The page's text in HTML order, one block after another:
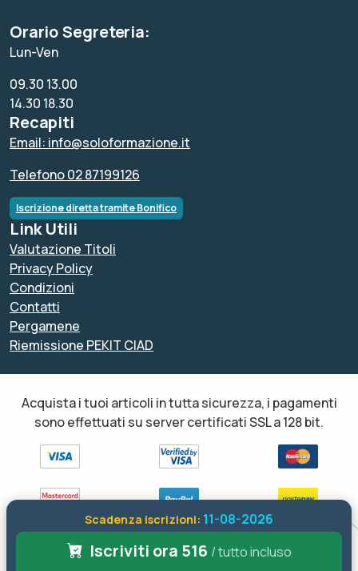
Scadenza iscrizioni: 11-08-2026
Iscriviti ora 516 / tutto incluso
Orario Segreteria:
Lun-Ven
09.30 13.00
14.30 18.30
Recapiti
Email: info@soloformazione.it
Telefono 02 87199126
Iscrizione diretta tramite Bonifico
Link Utili
Valutazione Titoli
Privacy Policy
Condizioni
Contatti
Pergamene
Riemissione PEKIT CIAD
Acquista i tuoi articoli in tutta sicurezza, i pagamenti
sono effettuati su server certificati SSL a 128 bit.
Tutti i diritti sono riservati ed è vietata anche la riproduzione